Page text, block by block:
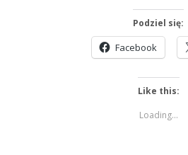
Podziel się:
Facebook
Like this:
Loading...